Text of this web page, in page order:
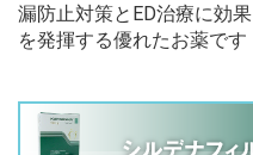
漏防止対策とED治療に効果
を発揮する優れたお薬です